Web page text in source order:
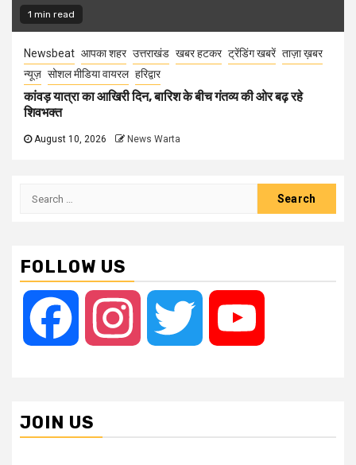
1 min read
Newsbeat आपका शहर उत्तराखंड खबर हटकर ट्रेंडिंग खबरें ताज़ा ख़बर
न्यूज़ सोशल मीडिया वायरल हरिद्वार
कांवड़ यात्रा का आखिरी दिन, बारिश के बीच गंतव्य की ओर बढ़ रहे
शिवभक्त
August 10, 2026 News Warta
Search
FOLLOW US
Facebook Instagram Twitter
JOIN US